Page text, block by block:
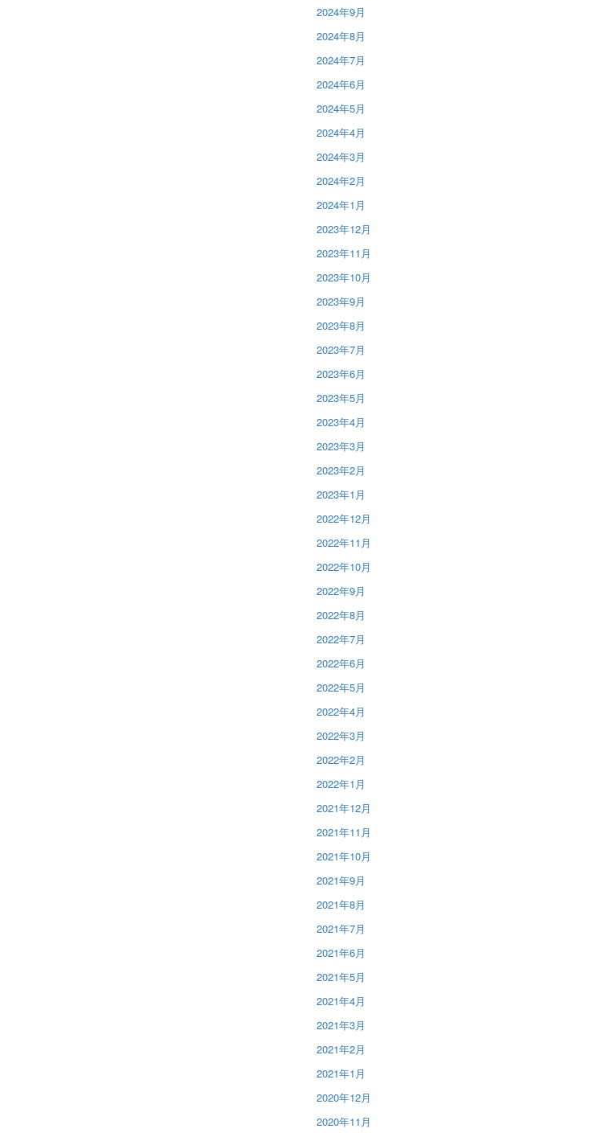
2024年9月
2024年8月
2024年7月
2024年6月
2024年5月
2024年4月
2024年3月
2024年2月
2024年1月
2023年12月
2023年11月
2023年10月
2023年9月
2023年8月
2023年7月
2023年6月
2023年5月
2023年4月
2023年3月
2023年2月
2023年1月
2022年12月
2022年11月
2022年10月
2022年9月
2022年8月
2022年7月
2022年6月
2022年5月
2022年4月
2022年3月
2022年2月
2022年1月
2021年12月
2021年11月
2021年10月
2021年9月
2021年8月
2021年7月
2021年6月
2021年5月
2021年4月
2021年3月
2021年2月
2021年1月
2020年12月
2020年11月